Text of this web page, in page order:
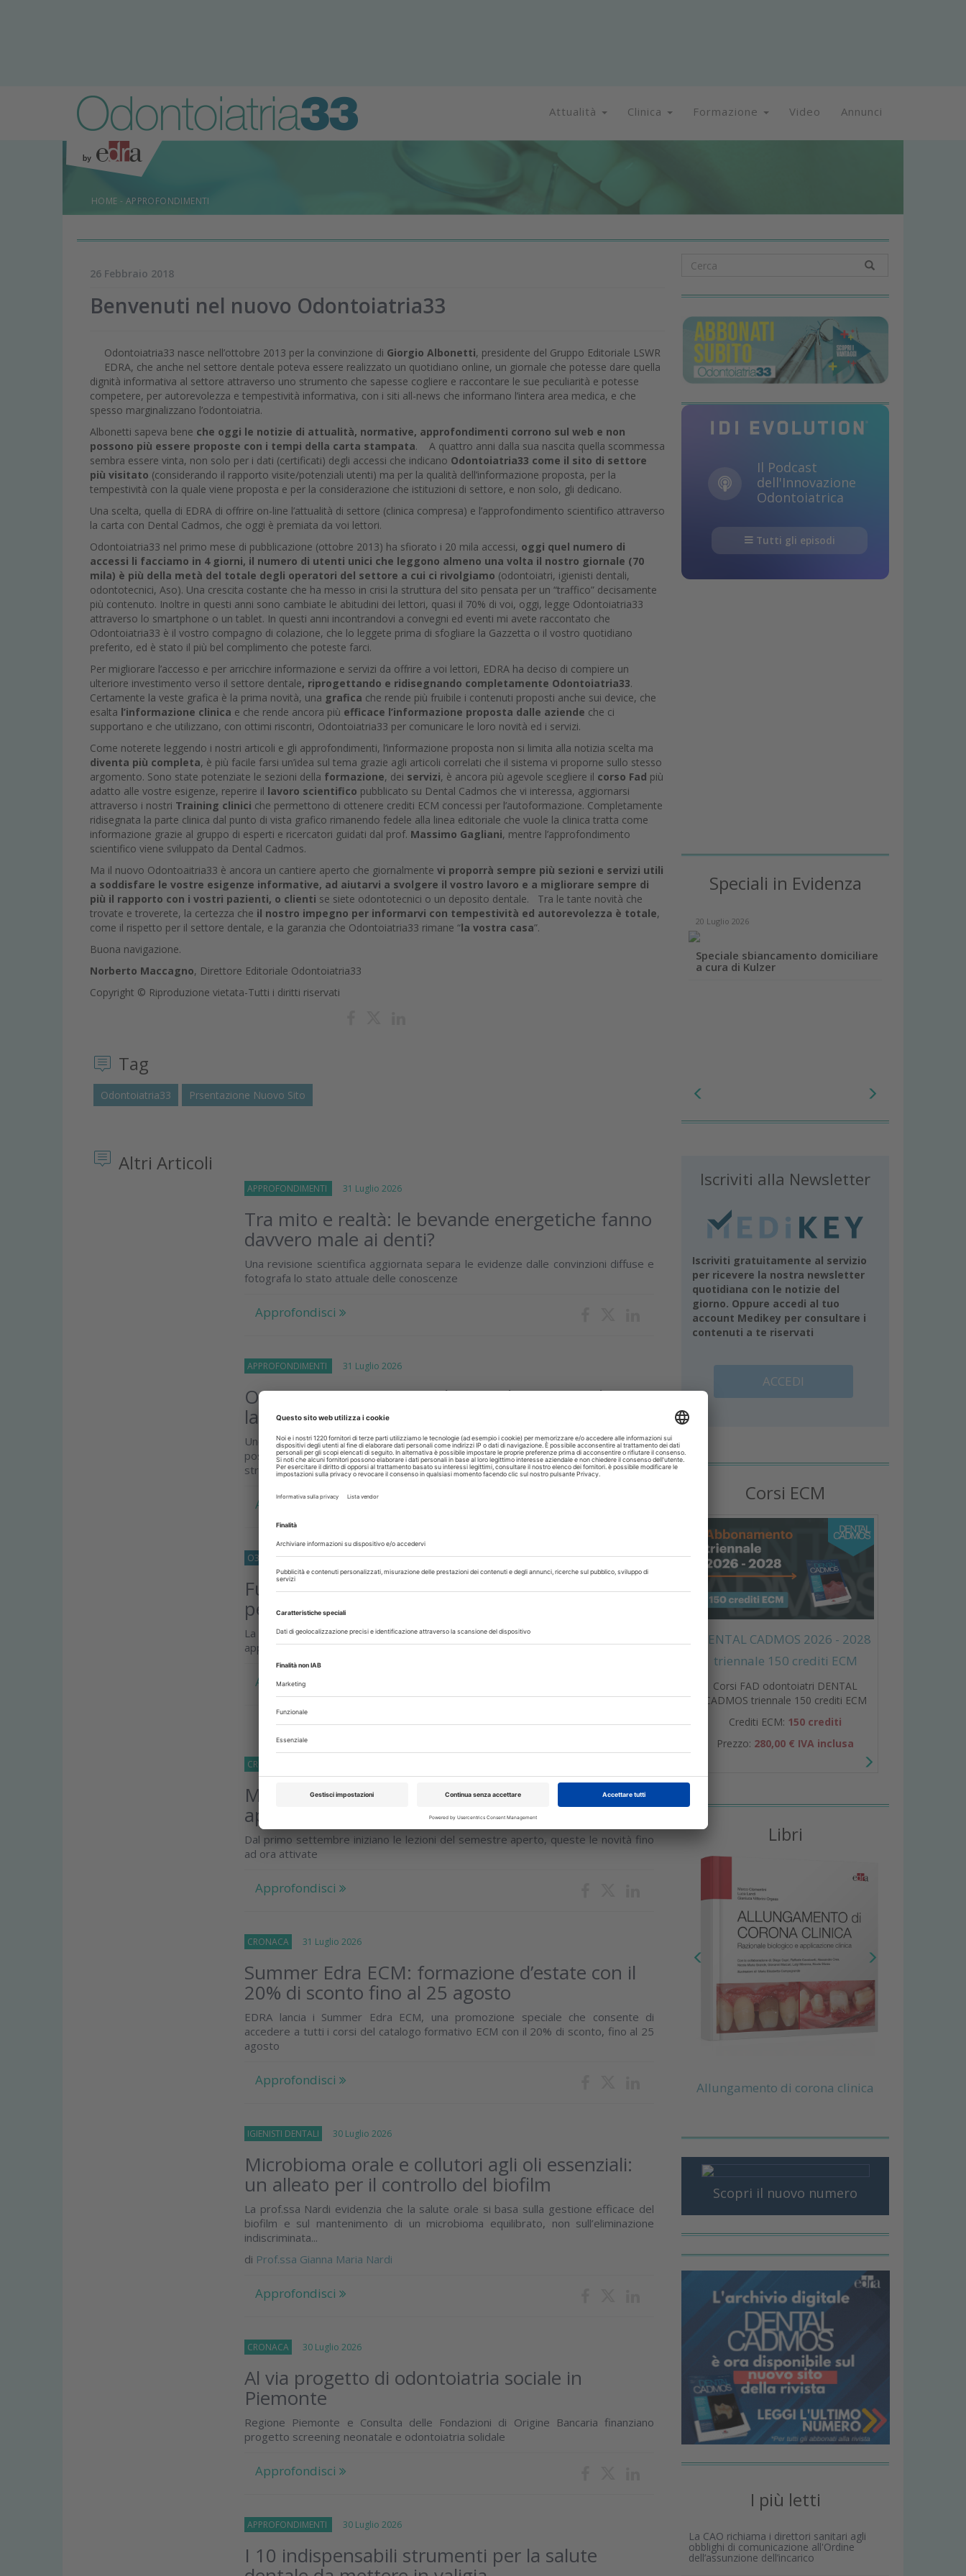
Attualità Clinica Formazione Video Annunci
HOME - APPROFONDIMENTI
26 Febbraio 2018
Benvenuti nel nuovo Odontoiatria33
Odontoiatria33 nasce nell’ottobre 2013 per la convinzione di Giorgio Albonetti, presidente del Gruppo Editoriale LSWR
EDRA, che anche nel settore dentale poteva essere realizzato un quotidiano online, un giornale che potesse dare quella
dignità informativa al settore attraverso uno strumento che sapesse cogliere e raccontare le sue peculiarità e potesse
competere, per autorevolezza e tempestività informativa, con i siti all-news che informano l’intera area medica, e che
spesso marginalizzano l’odontoiatria.
Albonetti sapeva bene che oggi le notizie di attualità, normative, approfondimenti corrono sul web e non
possono più essere proposte con i tempi della carta stampata. A quattro anni dalla sua nascita quella scommessa
sembra essere vinta, non solo per i dati (certificati) degli accessi che indicano Odontoiatria33 come il sito di settore
più visitato (considerando il rapporto visite/potenziali utenti) ma per la qualità dell’informazione proposta, per la
tempestività con la quale viene proposta e per la considerazione che istituzioni di settore, e non solo, gli dedicano.
Una scelta, quella di EDRA di offrire on-line l’attualità di settore (clinica compresa) e l’approfondimento scientifico attraverso
la carta con Dental Cadmos, che oggi è premiata da voi lettori.
Odontoiatria33 nel primo mese di pubblicazione (ottobre 2013) ha sfiorato i 20 mila accessi, oggi quel numero di
accessi li facciamo in 4 giorni, il numero di utenti unici che leggono almeno una volta il nostro giornale (70
mila) è più della metà del totale degli operatori del settore a cui ci rivolgiamo (odontoiatri, igienisti dentali,
odontotecnici, Aso). Una crescita costante che ha messo in crisi la struttura del sito pensata per un “traffico” decisamente
più contenuto. Inoltre in questi anni sono cambiate le abitudini dei lettori, quasi il 70% di voi, oggi, legge Odontoiatria33
attraverso lo smartphone o un tablet. In questi anni incontrandovi a convegni ed eventi mi avete raccontato che
Odontoiatria33 è il vostro compagno di colazione, che lo leggete prima di sfogliare la Gazzetta o il vostro quotidiano
preferito, ed è stato il più bel complimento che poteste farci.
Per migliorare l’accesso e per arricchire informazione e servizi da offrire a voi lettori, EDRA ha deciso di compiere un
ulteriore investimento verso il settore dentale, riprogettando e ridisegnando completamente Odontoiatria33.
Certamente la veste grafica è la prima novità, una grafica che rende più fruibile i contenuti proposti anche sui device, che
esalta l’informazione clinica e che rende ancora più efficace l’informazione proposta dalle aziende che ci
supportano e che utilizzano, con ottimi riscontri, Odontoiatria33 per comunicare le loro novità ed i servizi.
Come noterete leggendo i nostri articoli e gli approfondimenti, l’informazione proposta non si limita alla notizia scelta ma
diventa più completa, è più facile farsi un’idea sul tema grazie agli articoli correlati che il sistema vi proporne sullo stesso
argomento. Sono state potenziate le sezioni della formazione, dei servizi, è ancora più agevole scegliere il corso Fad più
adatto alle vostre esigenze, reperire il lavoro scientifico pubblicato su Dental Cadmos che vi interessa, aggiornarsi
attraverso i nostri Training clinici che permettono di ottenere crediti ECM concessi per l’autoformazione. Completamente
ridisegnata la parte clinica dal punto di vista grafico rimanendo fedele alla linea editoriale che vuole la clinica tratta come
informazione grazie al gruppo di esperti e ricercatori guidati dal prof. Massimo Gagliani, mentre l’approfondimento
scientifico viene sviluppato da Dental Cadmos.
Ma il nuovo Odontoaitria33 è ancora un cantiere aperto che giornalmente vi proporrà sempre più sezioni e servizi utili
a soddisfare le vostre esigenze informative, ad aiutarvi a svolgere il vostro lavoro e a migliorare sempre di
più il rapporto con i vostri pazienti, o clienti se siete odontotecnici o un deposito dentale. Tra le tante novità che
trovate e troverete, la certezza che il nostro impegno per informarvi con tempestività ed autorevolezza è totale,
come il rispetto per il settore dentale, e la garanzia che Odontoiatria33 rimane “la vostra casa”.
Buona navigazione.
Norberto Maccagno, Direttore Editoriale Odontoiatria33
Copyright © Riproduzione vietata-Tutti i diritti riservati
Tag
Odontoiatria33 Prsentazione Nuovo Sito
Altri Articoli
APPROFONDIMENTI 31 Luglio 2026
Tra mito e realtà: le bevande energetiche fanno
davvero male ai denti?
Una revisione scientifica aggiornata separa le evidenze dalle convinzioni diffuse e
fotografa lo stato attuale delle conoscenze
Approfondisci
APPROFONDIMENTI 31 Luglio 2026
Organizzazione e tecnologia ridisegnano il
lavoro in laboratorio
Uno studio evidenzia come l'integrazione tra Lean Management e strumenti digitali
possa migliorare l'organizzazione dei laboratori odontotecnici, riducendo errori,
stress e tempi...
Approfondisci
O33 APPROFONDIMENTI 31 Luglio 2026
Fumo e sigarette elettroniche: le conseguenze
per la salute delle gengive
La parodontite resta strettamente legata al tabacco, se ne parla in un
approfondimento dell’ European Federation of Periodontology
Approfondisci
CRONACA
Medicina e odontoiatria, iscrizioni al semestre
aperto: domande entro il 3 agosto
Dal primo settembre iniziano le lezioni del semestre aperto, queste le novità fino
ad ora attivate
Approfondisci
CRONACA 31 Luglio 2026
Summer Edra ECM: formazione d’estate con il
20% di sconto fino al 25 agosto
EDRA lancia i Summer Edra ECM, una promozione speciale che consente di
accedere a tutti i corsi del catalogo formativo ECM con il 20% di sconto, fino al 25
agosto
Approfondisci
IGIENISTI DENTALI 30 Luglio 2026
Microbioma orale e collutori agli oli essenziali:
un alleato per il controllo del biofilm
La prof.ssa Nardi evidenzia che la salute orale si basa sulla gestione efficace del
biofilm e sul mantenimento di un microbioma equilibrato, non sull’eliminazione
indiscriminata...
di Prof.ssa Gianna Maria Nardi
Approfondisci
CRONACA 30 Luglio 2026
Al via progetto di odontoiatria sociale in
Piemonte
Regione Piemonte e Consulta delle Fondazioni di Origine Bancaria finanziano
progetto screening neonatale e odontoiatria solidale
Approfondisci
APPROFONDIMENTI 30 Luglio 2026
I 10 indispensabili strumenti per la salute
Il Podcast
dell'Innovazione
Odontoiatrica
Tutti gli episodi
Speciali in Evidenza
20 Luglio 2026
Speciale sbiancamento domiciliare
a cura di Kulzer
Iscriviti alla Newsletter
Iscriviti gratuitamente al servizio
per ricevere la nostra newsletter
quotidiana con le notizie del
giorno. Oppure accedi al tuo
account Medikey per consultare i
contenuti a te riservati
ACCEDI
Corsi ECM
DENTAL CADMOS 2026 - 2028
triennale 150 crediti ECM
Corsi FAD odontoiatri DENTAL
CADMOS triennale 150 crediti ECM
Crediti ECM: 150 crediti
Prezzo: 280,00 € IVA inclusa
Libri
Allungamento di corona clinica
Scopri il nuovo numero
I più letti
La CAO richiama i direttori sanitari agli
obblighi di comunicazione all'Ordine
dell’assunzione dell’incarico